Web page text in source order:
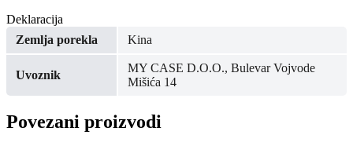
Deklaracija
Zemlja porekla
Kina
Uvoznik
MY CASE D.O.O., Bulevar Vojvode
Mišića 14
Povezani proizvodi